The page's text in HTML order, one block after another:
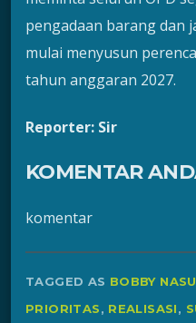
pengadaan barang dan
mulai menyusun
tahun anggaran 2027.
Reporter: Sir
KOMENTAR
komentar
TAGGED AS BOBBY
PRIORITAS, REALISASI,